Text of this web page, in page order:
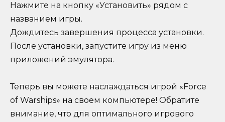
Нажмите на кнопку «Установить» рядом с
названием игры.
Дождитесь завершения процесса установки.
После установки, запустите игру из меню
приложений эмулятора.
Теперь вы можете наслаждаться игрой «Force
of Warships» на своем компьютере! Обратите
внимание, что для оптимального игрового